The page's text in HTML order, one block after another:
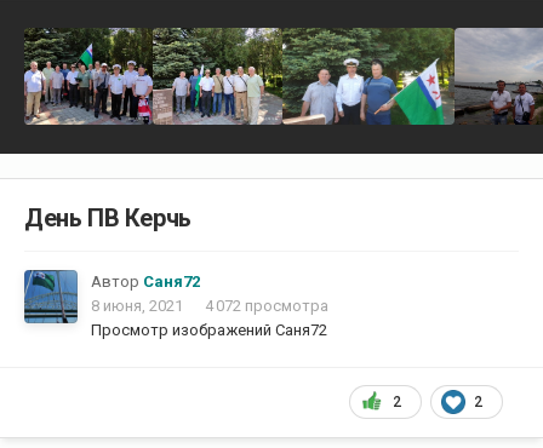
День ПВ Керчь
Автор Саня72
8 июня, 2021
4 072 просмотра
Просмотр изображений Саня72
2 2